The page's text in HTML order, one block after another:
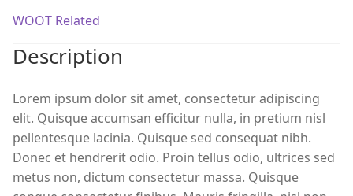
WOOT Related
Description
Lorem ipsum dolor sit amet, consectetur adipiscing
elit. Quisque accumsan efficitur nulla, in pretium nisl
pellentesque lacinia. Quisque sed consequat nibh.
Donec et hendrerit odio. Proin tellus odio, ultrices sed
metus non, dictum consectetur massa. Quisque